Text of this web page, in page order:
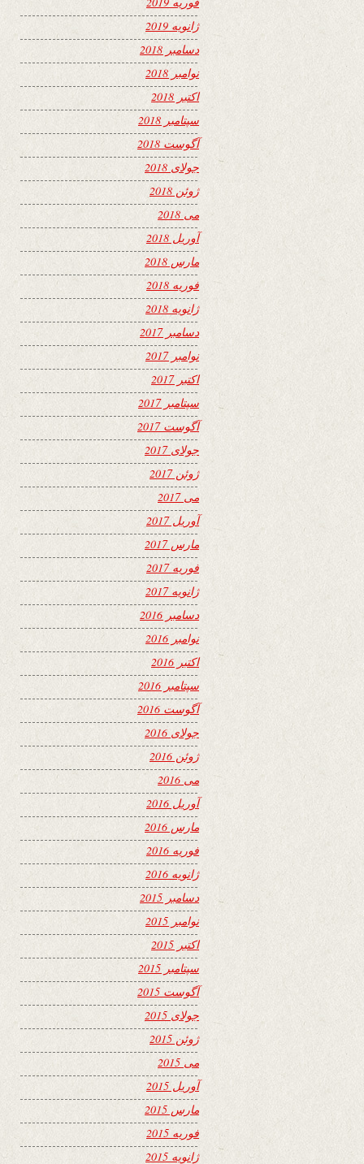
ژانویه 2019
دسامبر 2018
نوامبر 2018
اکتبر 2018
سپتامبر 2018
آگوست 2018
جولای 2018
ژوئن 2018
می 2018
آوریل 2018
مارس 2018
فوریه 2018
ژانویه 2018
دسامبر 2017
نوامبر 2017
اکتبر 2017
سپتامبر 2017
آگوست 2017
جولای 2017
ژوئن 2017
می 2017
آوریل 2017
مارس 2017
فوریه 2017
ژانویه 2017
دسامبر 2016
نوامبر 2016
اکتبر 2016
سپتامبر 2016
آگوست 2016
جولای 2016
ژوئن 2016
می 2016
آوریل 2016
مارس 2016
فوریه 2016
ژانویه 2016
دسامبر 2015
نوامبر 2015
اکتبر 2015
سپتامبر 2015
آگوست 2015
جولای 2015
ژوئن 2015
می 2015
آوریل 2015
مارس 2015
فوریه 2015
ژانویه 2015